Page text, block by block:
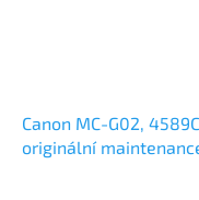
Canon MC-G02,
originální